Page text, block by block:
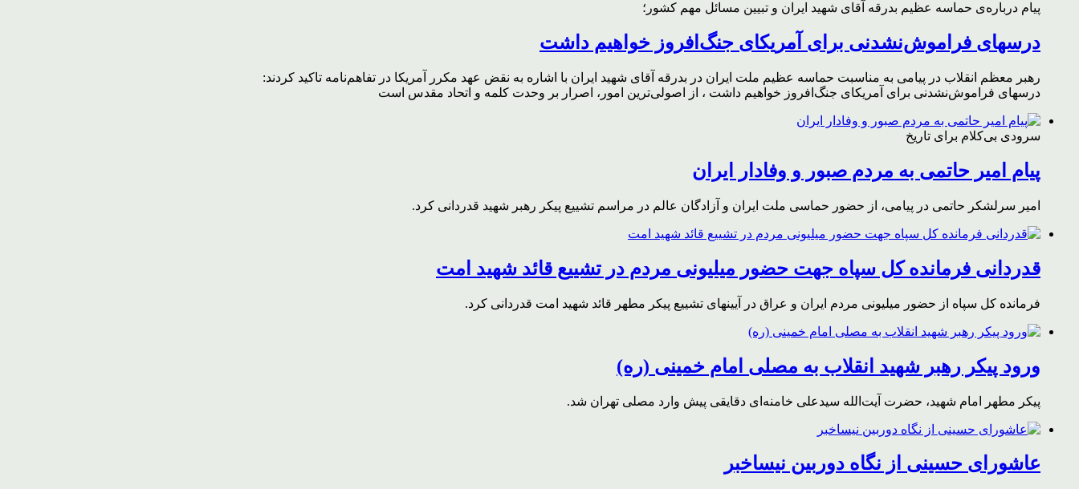
پیام درباره‌ی حماسه عظیم بدرقه آقای شهید ایران و تبیین مسائل مهم کشور؛
درسهای فراموش‌نشدنی برای آمریکای جنگ‌افروز خواهیم داشت
رهبر معظم انقلاب در پیامی به مناسبت حماسه عظیم ملت ایران در بدرقه آقای شهید ایران با اشاره به نقض عهد مکرر آمریکا در تفاهم‌نامه تاکید کردند:
درسهای فراموش‌نشدنی برای آمریکای جنگ‌افروز خواهیم داشت ، از اصولی‌ترین امور، اصرار بر وحدت کلمه و اتحاد مقدس است
سرودی بی‌کلام برای تاریخ
پیام امیر حاتمی به مردم صبور و وفادار ایران
امیر سرلشکر حاتمی در پیامی، از حضور حماسی ملت ایران و آزادگان عالم در مراسم تشییع پیکر رهبر شهید قدردانی کرد.
قدردانی فرمانده کل سپاه جهت حضور میلیونی مردم در تشییع قائد شهید امت
فرمانده کل سپاه از حضور میلیونی مردم ایران و عراق در آیینهای تشییع پیکر مطهر قائد شهید امت قدردانی کرد.
ورود پیکر رهبر شهید انقلاب به مصلی امام خمینی (ره)
پیکر مطهر امام شهید،‌ حضرت آیت‌الله سیدعلی خامنه‌ای دقایقی پیش وارد مصلی تهران شد.
عاشورای حسینی از نگاه دوربین نیساخبر